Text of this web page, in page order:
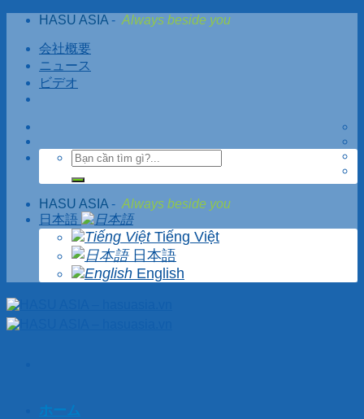
Skip
content
HASU ASIA - Always beside you
会社概要
ニュース
ビデオ
HASU ASIA - Always beside you
日本語
Tiếng Việt
日本語
English
ホーム